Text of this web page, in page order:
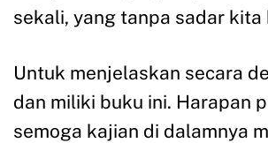
sekali, yang tanpa sadar kita
Untuk menjelaskan secara
dan miliki buku ini. Harapan
semoga kajian di dalamnya